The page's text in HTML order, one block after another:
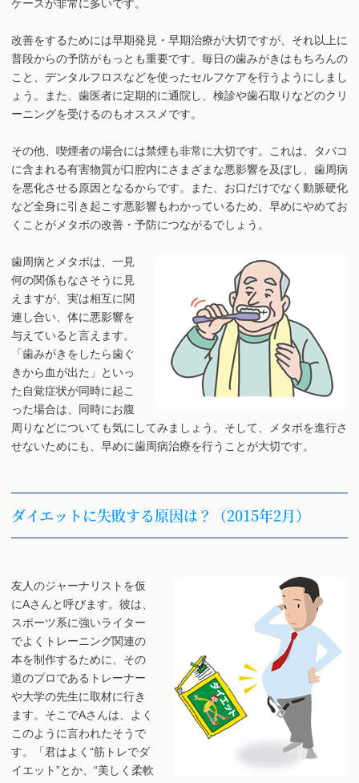
ケースが非常に多いです。
改善をするためには早期発見・早期治療が大切ですが、それ以上に
普段からの予防がもっとも重要です。毎日の歯みがきはもちろんの
こと、デンタルフロスなどを使ったセルフケアを行うようにしまし
ょう。また、歯医者に定期的に通院し、検診や歯石取りなどのクリ
ーニングを受けるのもオススメです。
その他、喫煙者の場合には禁煙も非常に大切です。これは、タバコ
に含まれる有害物質が口腔内にさまざまな悪影響を及ぼし、歯周病
を悪化させる原因となるからです。また、お口だけでなく動脈硬化
など全身に引き起こす悪影響もわかっているため、早めにやめてお
くことがメタボの改善・予防につながるでしょう。
歯周病とメタボは、一見
何の関係もなさそうに見
えますが、実は相互に関
連し合い、体に悪影響を
与えていると言えます。
「歯みがきをしたら歯ぐ
きから血が出た」といっ
た自覚症状が同時に起こ
った場合は、同時にお腹
周りなどについても気にしてみましょう。そして、メタボを進行さ
せないためにも、早めに歯周病治療を行うことが大切です。
ダイエットに失敗する原因は？（2015年2月）
友人のジャーナリストを仮
にAさんと呼びます。彼は、
スポーツ系に強いライター
でよくトレーニング関連の
本を制作するために、その
道のプロであるトレーナー
や大学の先生に取材に行き
ます。そこでAさんは、よく
このように言われたそうで
す。「君はよく“筋トレでダ
イエット”とか、“美しく柔軟